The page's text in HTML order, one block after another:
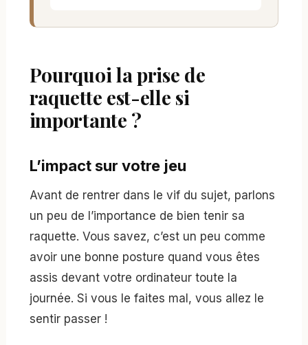
Pourquoi la prise de
raquette est-elle si
importante ?
L’impact sur votre jeu
Avant de rentrer dans le vif du sujet, parlons
un peu de l’importance de bien tenir sa
raquette. Vous savez, c’est un peu comme
avoir une bonne posture quand vous êtes
assis devant votre ordinateur toute la
journée. Si vous le faites mal, vous allez le
sentir passer !